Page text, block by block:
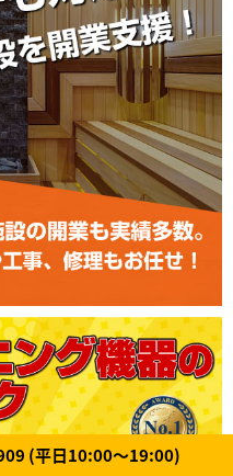
(平日10:00～19:00)